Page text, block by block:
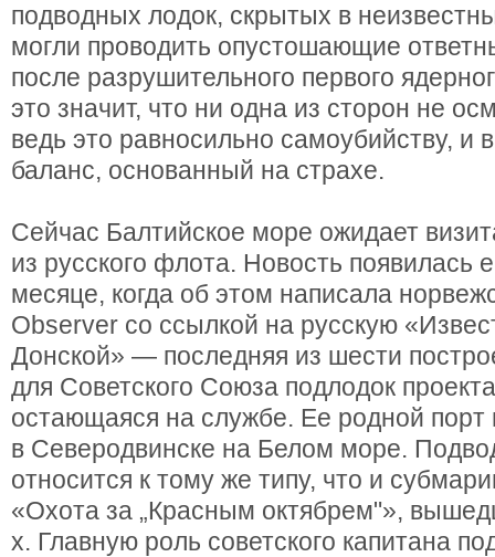
подводных лодок, скрытых в
могли проводить опустошающие
после разрушительного первого
это значит, что ни одна из сторон не
ведь это равносильно самоубийству, и
баланс, основанный на страхе.
Сейчас Балтийское море ожидает
из русского флота. Новость
месяце, когда об этом написала
Observer со ссылкой на русскую
Донской» — последняя из шести
для Советского Союза подлодок
остающаяся на службе. Ее родной порт
в Северодвинске на Белом море.
относится к тому же типу, что и
«Охота за „Красным октябрем"»,
х. Главную роль советского капитана